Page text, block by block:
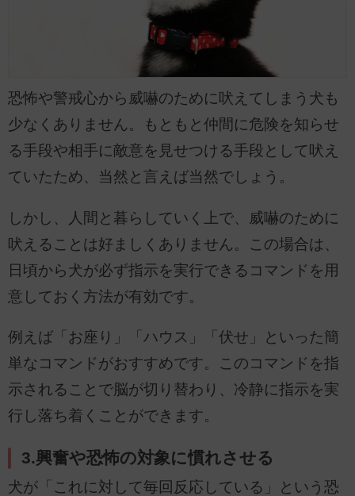
恐怖や警戒心から威嚇のために吠えてしまう犬も
少なくありません。もともと仲間に危険を知らせ
る手段や相手に敵意を見せつける手段として吠え
ていたため、当然と言えば当然でしょう。
しかし、人間と暮らしていく上で、威嚇のために
吠えることは好ましくありません。この場合は、
日頃から犬が必ず指示を実行できるコマンドを用
意しておく方法が有効です。
例えば「お座り」「ハウス」「伏せ」といった簡
単なコマンドがおすすめです。このコマンドを指
示されることで脳が切り替わり、冷静に指示を実
行し落ち着くことができます。
3.興奮や恐怖の対象に慣れさせる
犬が「これに対して毎回反応している」という恐